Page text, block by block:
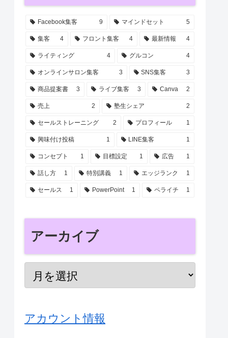
Facebook集客 9 マインドセット 5
集客 4 フロント集客 4 最新情報 4
ライティング 4 グルコン 4
オンラインサロン集客 3 SNS集客 3
商品提案書 3 ライブ集客 3 Canva 2
売上 2 塾生シェア 2
セールストレーニング 2 プロフィール 1
興味付け投稿 1 LINE集客 1
コンセプト 1 目標設定 1 広告 1
話し方 1 特別講義 1 エッジランク 1
セールス 1 PowerPoint 1 ペライチ 1
アーカイブ
アカウント情報